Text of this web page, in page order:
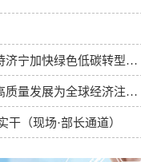
山东省人民政府印发《关于支持济宁加快绿色低碳转型塑强...
世界看两会丨国际人士：中国高质量发展为全球经济注入稳...
（现场·部长通道）